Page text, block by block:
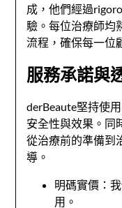
成，他們經過
驗。每位治療師均
流程，確保每一位
服務承諾與
derBeaute堅持使
安全性與效果。同
從治療前的準備到
導。
明碼實價：
用。